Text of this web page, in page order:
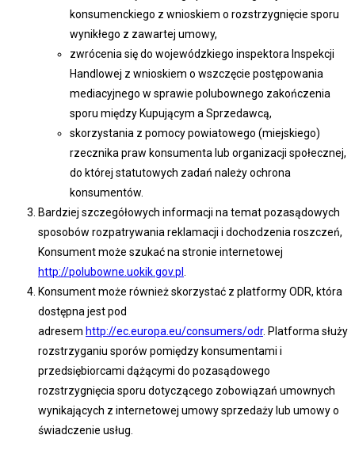
konsumenckiego z wnioskiem o rozstrzygnięcie sporu
wynikłego z zawartej umowy,
zwrócenia się do wojewódzkiego inspektora Inspekcji
Handlowej z wnioskiem o wszczęcie postępowania
mediacyjnego w sprawie polubownego zakończenia
sporu między Kupującym a Sprzedawcą,
skorzystania z pomocy powiatowego (miejskiego)
rzecznika praw konsumenta lub organizacji społecznej,
do której statutowych zadań należy ochrona
konsumentów.
Bardziej szczegółowych informacji na temat pozasądowych
sposobów rozpatrywania reklamacji i dochodzenia roszczeń,
Konsument może szukać na stronie internetowej
http://polubowne.uokik.gov.pl
Konsument może również skorzystać z platformy ODR, która
dostępna jest pod
adresem http://ec.europa.eu/consumers/odr. Platforma służy
rozstrzyganiu sporów pomiędzy konsumentami i
przedsiębiorcami dążącymi do pozasądowego
rozstrzygnięcia sporu dotyczącego zobowiązań umownych
wynikających z internetowej umowy sprzedaży lub umowy o
świadczenie usług.